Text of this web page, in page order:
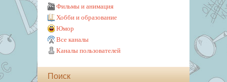
Фильмы и анимация
Хобби и образование
Юмор
Все каналы
Каналы пользователей
Поиск